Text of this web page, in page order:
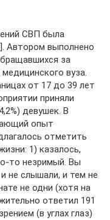
СВП была
Автором выполнено
за
вуза.
от 17 до 39 лет
приняли
девушек. В
опыт
отметить
1) казалось,
то незримый. Вы
не слышали, и тем не
не одни (хотя на
ответил 191
(в углах глаз)